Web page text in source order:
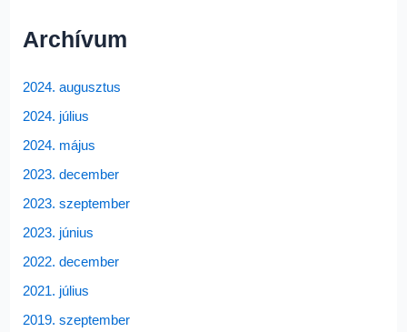
Archívum
2024. augusztus
2024. július
2024. május
2023. december
2023. szeptember
2023. június
2022. december
2021. július
2019. szeptember